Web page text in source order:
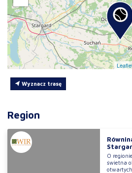
Wyznacz trasę
Region
O
świetna